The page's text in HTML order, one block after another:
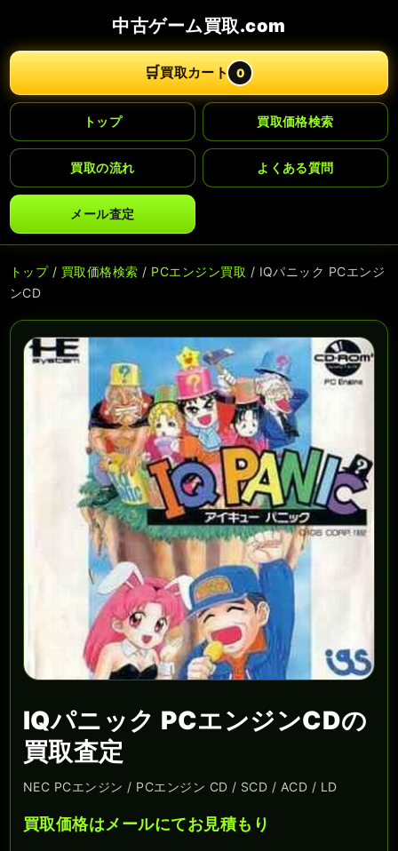
中古ゲーム買取.com
🛒買取カート 0
トップ 買取価格検索
買取の流れ よくある質問
メール査定
トップ/ 買取価格検索 / PCエンジン買取 / IQパニック PCエンジ
ンCD
IQパニック PCエンジンCDの
買取査定
NEC PCエンジン / PCエンジン CD / SCD / ACD / LD
買取価格はメールにてお見積もり